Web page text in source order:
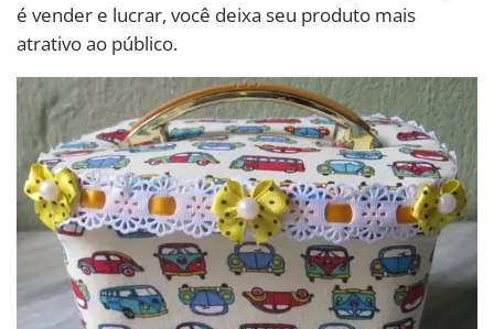
é vender e lucrar, você deixa seu produto mais
atrativo ao público.